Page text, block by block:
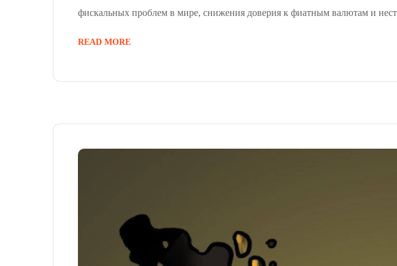
фискальных проблем в мире, снижения доверия к фиатным валютам и
READ MORE